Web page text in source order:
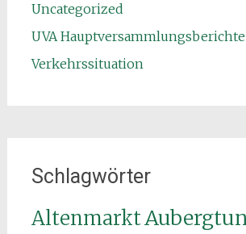
Uncategorized
UVA Hauptversammlungsberichte
Verkehrssituation
Schlagwörter
Altenmarkt